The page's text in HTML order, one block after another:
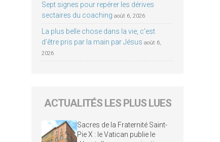
Sept signes pour repérer les dérives
sectaires du coaching août 6, 2026
La plus belle chose dans la vie, c’est
d’être pris par la main par Jésus août 6,
2026
ACTUALITÉS LES PLUS LUES
Sacres de la Fraternité Saint-
Pie X : le Vatican publie le